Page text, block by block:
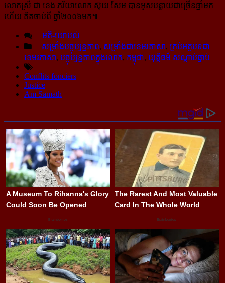
លោកស្រី ជា ខេង ភរិយាលោក ស៊ុយ សែម បានអូសបន្លាយជាច្រើនឆ្នាំមក
ហើយ គិតចាប់ពី ឆ្នាំ២០០៦មក៕
មតិ-យោបល់
សម្រាំងបច្ចុប្បន្នភាព, សម្រាំងជាខេមរភាសា, គ្រប់អត្ថបទជា
ខេមរភាសា, បច្ចុប្បន្នភាពក្នុងលោក, កម្ពុជា, យុត្តិធម៌ សណ្ដាប់ធ្នាប់
Conflits fonciers
Justice
Am Samath